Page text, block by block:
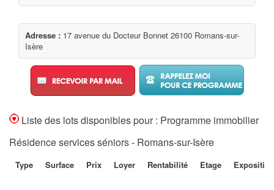
Adresse : 17 avenue du Docteur Bonnet 26100 Romans-sur-
Isère
Liste des lots disponibles pour : Programme immobilier
Résidence services séniors - Romans-sur-Isère
Type Surface Prix Loyer Rentabilité Etage Exposition